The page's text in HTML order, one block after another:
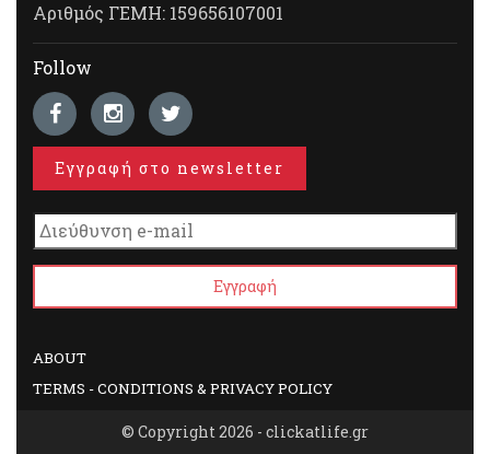
Αριθμός ΓΕΜΗ: 159656107001
Follow
Εγγραφή στο newsletter
ABOUT
TERMS - CONDITIONS & PRIVACY POLICY
© Copyright 2026 - clickatlife.gr